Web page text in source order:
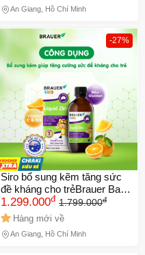
An Giang, Hồ Chí Minh
-27%
Siro bổ sung kẽm tăng sức
đề kháng cho trẻBrauer Baby
& Kids Liquid Zinc (200ml)
1.299.000đ 1.799.000đ
Hàng mới về
An Giang, Hồ Chí Minh